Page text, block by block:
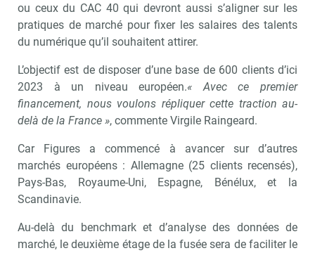
ou ceux du CAC 40 qui devront aussi s’aligner sur les
pratiques de marché pour fixer les salaires des talents
du numérique qu’il souhaitent attirer.
L’objectif est de disposer d’une base de 600 clients d’ici
2023 à un niveau européen.« Avec ce premier
financement, nous voulons répliquer cette traction au-
delà de la France », commente Virgile Raingeard.
Car Figures a commencé à avancer sur d’autres
marchés européens : Allemagne (25 clients recensés),
Pays-Bas, Royaume-Uni, Espagne, Bénélux, et la
Scandinavie.
Au-delà du benchmark et d’analyse des données de
marché, le deuxième étage de la fusée sera de faciliter le